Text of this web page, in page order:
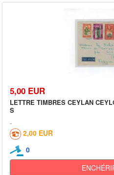
5,00 EUR
LETTRE TIMBRES CEYLAN
S
2,00 EUR
0